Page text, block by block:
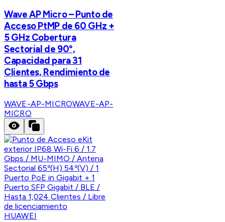
Wave AP Micro – Punto de
Acceso PtMP de 60 GHz +
5 GHz Cobertura
Sectorial de 90°,
Capacidad para 31
Clientes, Rendimiento de
hasta 5 Gbps
WAVE-AP-MICROWAVE-AP-
MICRO
HUAWEI